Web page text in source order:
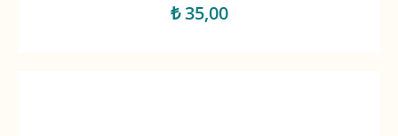
₺ 35,00